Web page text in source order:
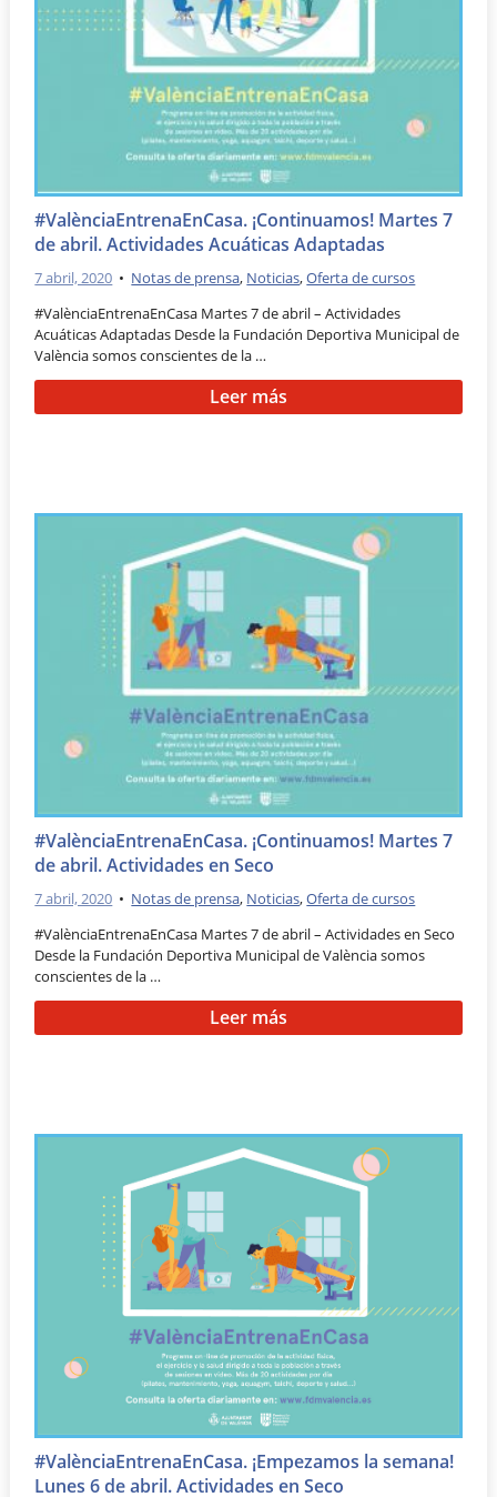
#ValènciaEntrenaEnCasa. ¡Continuamos! Martes 7
de abril. Actividades Acuáticas Adaptadas
7 abril, 2020 • Notas de prensa, Noticias,Oferta de cursos
#ValènciaEntrenaEnCasa Martes 7 de abril – Actividades
Acuáticas Adaptadas Desde la Fundación Deportiva Municipal de
València somos conscientes de la …
Leer más
#ValènciaEntrenaEnCasa. ¡Continuamos! Martes 7
de abril. Actividades en Seco
7 abril, 2020 • Notas de prensa, Noticias,Oferta de cursos
#ValènciaEntrenaEnCasa Martes 7 de abril – Actividades en Seco
Desde la Fundación Deportiva Municipal de València somos
conscientes de la …
Leer más
#ValènciaEntrenaEnCasa. ¡Empezamos la semana!
Lunes 6 de abril. Actividades en Seco